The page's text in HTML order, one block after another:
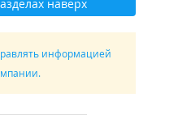
наверх
информацией